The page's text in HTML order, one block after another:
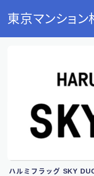
東京マンション
ハルミフラッグ SKY